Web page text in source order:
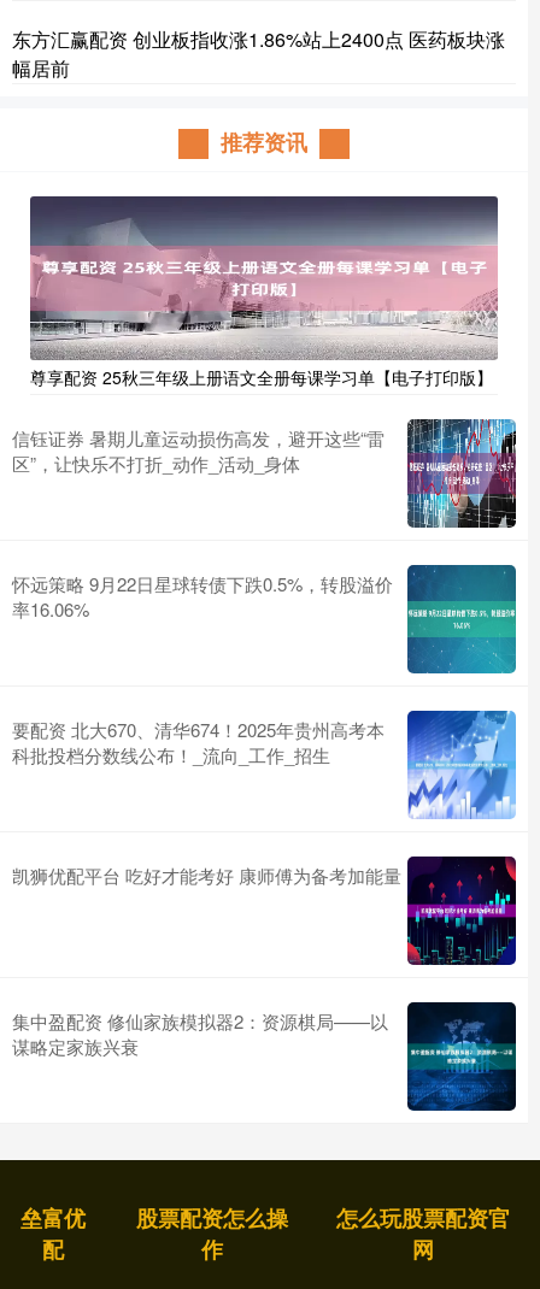
东方汇赢配资 创业板指收涨1.86%站上2400点 医药板块涨
幅居前
推荐资讯
尊享配资 25秋三年级上册语文全册每课学习单【电子打印版】
信钰证券 暑期儿童运动损伤高发，避开这些“雷
区”，让快乐不打折_动作_活动_身体
怀远策略 9月22日星球转债下跌0.5%，转股溢价
率16.06%
要配资 北大670、清华674！2025年贵州高考本
科批投档分数线公布！_流向_工作_招生
凯狮优配平台 吃好才能考好 康师傅为备考加能量
集中盈配资 修仙家族模拟器2：资源棋局——以
谋略定家族兴衰
垒富优
配
股票配资怎么操
作
怎么玩股票配资官
网